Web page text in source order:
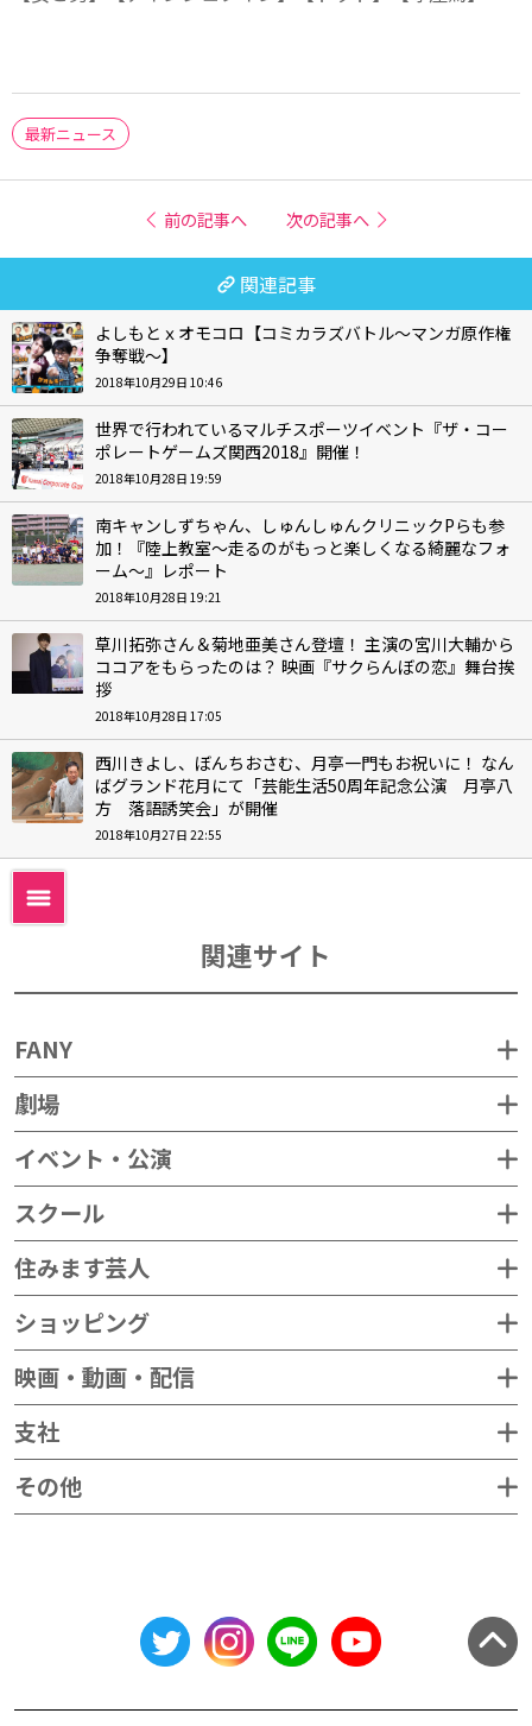
最新ニュース
前の記事へ 次の記事へ
関連記事
よしもとｘオモコロ【コミカラズバトル～マンガ原作権
争奪戦～】
2018年10月29日 10:46
世界で行われているマルチスポーツイベント『ザ・コー
ポレートゲームズ関西2018』開催！
2018年10月28日 19:59
南キャンしずちゃん、しゅんしゅんクリニックPらも参
加！『陸上教室～走るのがもっと楽しくなる綺麗なフォ
ーム～』レポート
2018年10月28日 19:21
草川拓弥さん＆菊地亜美さん登壇！ 主演の宮川大輔から
ココアをもらったのは？ 映画『サクらんぼの恋』舞台挨
拶
2018年10月28日 17:05
西川きよし、ぼんちおさむ、月亭一門もお祝いに！ なん
ばグランド花月にて「芸能生活50周年記念公演 月亭八
方 落語誘笑会」が開催
2018年10月27日 22:55
関連サイト
FANY
劇場
イベント・公演
スクール
住みます芸人
ショッピング
映画・動画・配信
支社
その他